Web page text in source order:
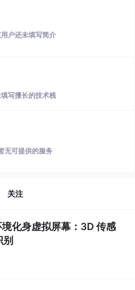
户还未填写简介
写擅长的技术栈
无可提供的服务
关注
化身虚拟屏幕：3D 传感